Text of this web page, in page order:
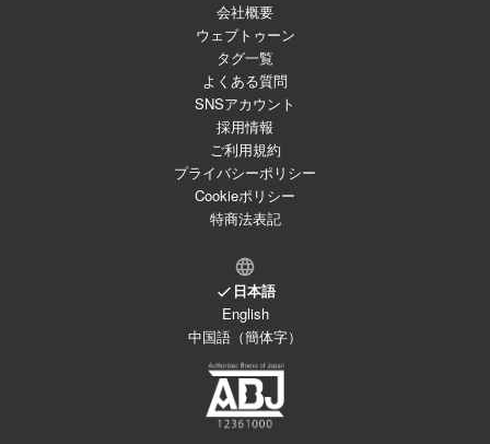
会社概要
ウェブトゥーン
タグ一覧
よくある質問
SNSアカウント
採用情報
ご利用規約
プライバシーポリシー
Cookieポリシー
特商法表記
日本語
English
中国語（簡体字）